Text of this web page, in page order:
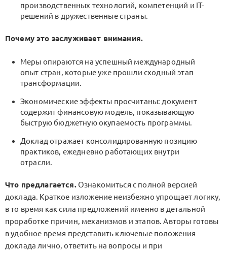
производственных технологий, компетенций и IT-
решений в дружественные страны.
Почему это заслуживает внимания.
Меры опираются на успешный международный
опыт стран, которые уже прошли сходный этап
трансформации.
Экономические эффекты просчитаны: документ
содержит финансовую модель, показывающую
быструю бюджетную окупаемость программы.
Доклад отражает консолидированную позицию
практиков, ежедневно работающих внутри
отрасли.
Что предлагается.Ознакомиться с полной версией
доклада. Краткое изложение неизбежно упрощает логику,
в то время как сила предложений именно в детальной
проработке причин, механизмов и этапов. Авторы готовы
в удобное время представить ключевые положения
доклада лично, ответить на вопросы и при